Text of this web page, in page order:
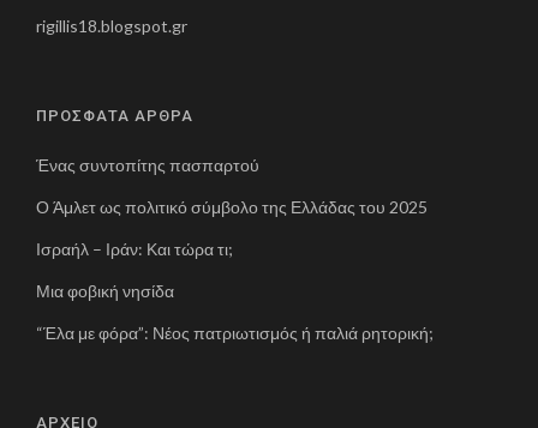
rigillis18.blogspot.gr
ΠΡΟΣΦΑΤΑ ΑΡΘΡΑ
Ένας συντοπίτης πασπαρτού
Ο Άμλετ ως πολιτικό σύμβολο της Ελλάδας του 2025
Ισραήλ – Ιράν: Και τώρα τι;
Μια φοβική νησίδα
“Έλα με φόρα”: Νέος πατριωτισμός ή παλιά ρητορική;
ΑΡΧΕΙΟ